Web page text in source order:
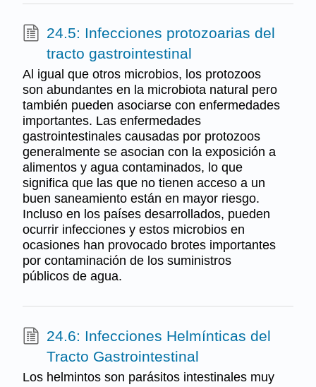
24.5: Infecciones protozoarias del
tracto gastrointestinal
Al igual que otros microbios, los protozoos
son abundantes en la microbiota natural pero
también pueden asociarse con enfermedades
importantes. Las enfermedades
gastrointestinales causadas por protozoos
generalmente se asocian con la exposición a
alimentos y agua contaminados, lo que
significa que las que no tienen acceso a un
buen saneamiento están en mayor riesgo.
Incluso en los países desarrollados, pueden
ocurrir infecciones y estos microbios en
ocasiones han provocado brotes importantes
por contaminación de los suministros
públicos de agua.
24.6: Infecciones Helmínticas del
Tracto Gastrointestinal
Los helmintos son parásitos intestinales muy